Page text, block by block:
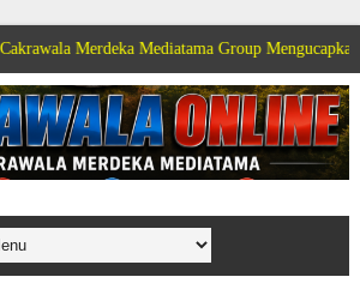
Mediatama Group Mengucapkan Selamat